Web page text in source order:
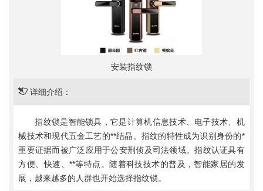
安装指纹锁
详细介绍：
指纹锁是智能锁具，它是计算机信息技术、电子技术、机
械技术和现代五金工艺的**结晶。指纹的特性成为识别身份的*
重要证据而被广泛应用于公安刑侦及司法领域。指纹认证具有
方便、快速、**等特点。随着科技技术的普及，智能家居的发
展，越来越多的人群也开始选择指纹锁。